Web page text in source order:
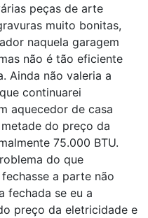
peças de arte
muito bonitas,
naquela garagem
não é tão eficiente
Ainda não valeria a
continuarei
aquecedor de casa
do preço da
75.000 BTU.
do que
a parte não
fechada se eu a
preço da eletricidade e